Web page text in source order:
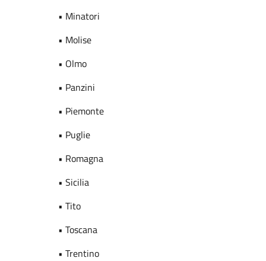
• Minatori
• Molise
• Olmo
• Panzini
• Piemonte
• Puglie
• Romagna
• Sicilia
• Tito
• Toscana
• Trentino